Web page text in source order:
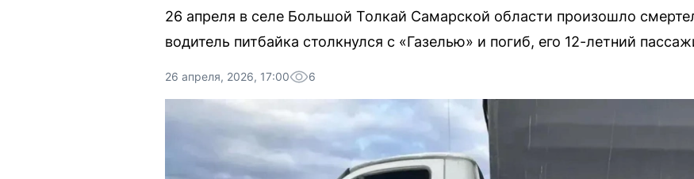
26 апреля в селе Большой Толкай Самарской области произошло
водитель питбайка столкнулся с «Газелью» и погиб, его 12-летний
26 апреля, 2026, 17:00 6